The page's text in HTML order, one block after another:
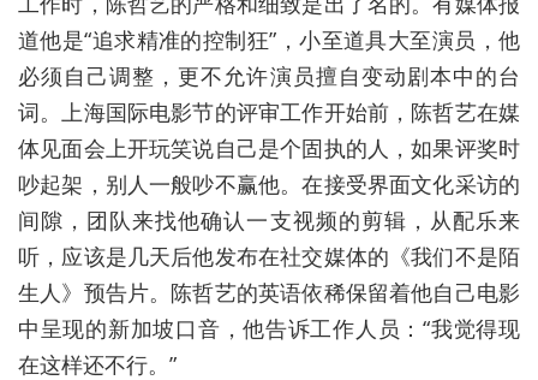
道他是“追求精准的控制狂”，小至道具大至演员，他
必须自己调整，更不允许演员擅自变动剧本中的台
词。上海国际电影节的评审工作开始前，陈哲艺在媒
体见面会上开玩笑说自己是个固执的人，如果评奖时
吵起架，别人一般吵不赢他。在接受界面文化采访的
间隙，团队来找他确认一支视频的剪辑，从配乐来
听，应该是几天后他发布在社交媒体的《我们不是陌
生人》预告片。陈哲艺的英语依稀保留着他自己电影
中呈现的新加坡口音，他告诉工作人员：“我觉得现
在这样还不行。”